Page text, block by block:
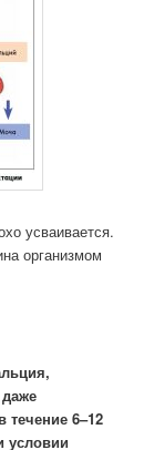
усваивается.
организмом
течение 6–12
условии